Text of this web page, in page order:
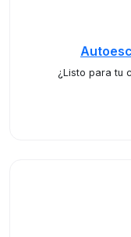
¿Listo para tu